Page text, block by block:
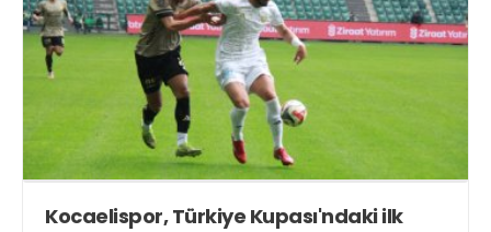
Kocaelispor, Türkiye Kupası'ndaki ilk